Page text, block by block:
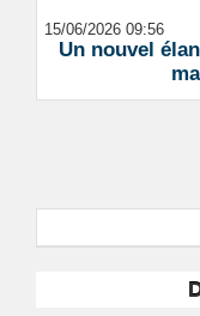
15/06/2026 09:56
Un nouvel